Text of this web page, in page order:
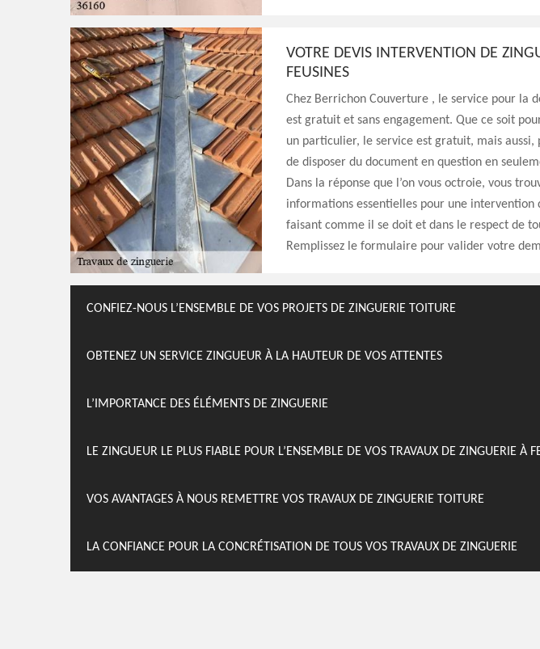
VOTRE DEVIS INTERVENTION DE
FEUSINES
Chez Berrichon Couverture , le service pour la
est gratuit et sans engagement. Que ce soit
un particulier, le service est gratuit, mais aussi,
de disposer du document en question en
Dans la réponse que l’on vous octroie, vous
informations essentielles pour une intervention
faisant comme il se doit et dans le respect de
Remplissez le formulaire pour valider votre
CONFIEZ-NOUS L’ENSEMBLE DE VOS PROJETS DE ZINGUERIE TOITURE
OBTENEZ UN SERVICE ZINGUEUR À LA HAUTEUR DE VOS ATTENTES
L’IMPORTANCE DES ÉLÉMENTS DE ZINGUERIE
LE ZINGUEUR LE PLUS FIABLE POUR L’ENSEMBLE DE VOS TRAVAUX DE ZINGUERIE À
VOS AVANTAGES À NOUS REMETTRE VOS TRAVAUX DE ZINGUERIE TOITURE
LA CONFIANCE POUR LA CONCRÉTISATION DE TOUS VOS TRAVAUX DE ZINGUERIE